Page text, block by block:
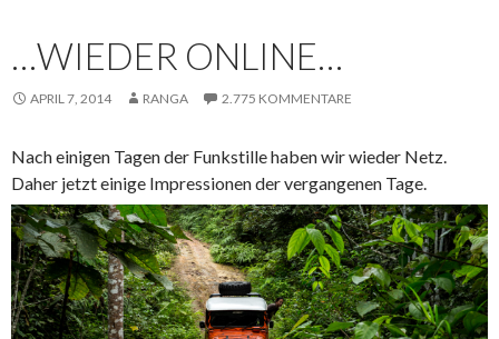
…WIEDER ONLINE…
APRIL 7, 2014 RANGA 2.775 KOMMENTARE
Nach einigen Tagen der Funkstille haben wir wieder Netz.
Daher jetzt einige Impressionen der vergangenen Tage.